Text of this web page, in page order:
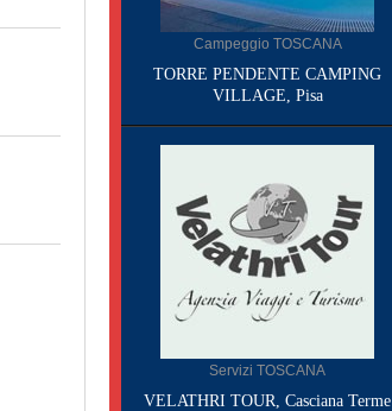
Campeggio TOSCANA
TORRE PENDENTE CAMPING
VILLAGE, Pisa
Servizi TOSCANA
VELATHRI TOUR, Casciana Terme